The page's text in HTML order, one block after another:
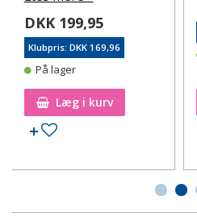
DKK 199,95
Klubpris: DKK 169,96
På lager
Læg i kurv
Tilføj til ønskeseddel